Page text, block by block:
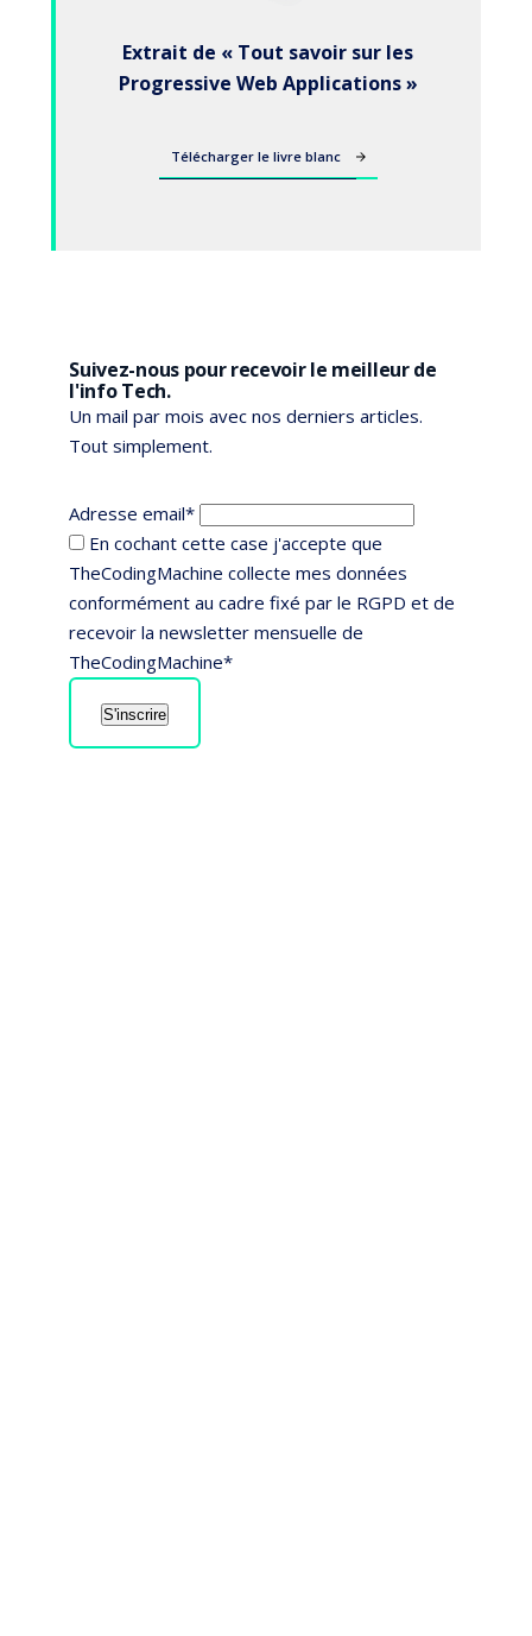
Extrait de « Tout savoir sur les
Progressive Web Applications »
Télécharger le livre blanc
Suivez-nous pour recevoir le meilleur de
l'info Tech.
Un mail par mois avec nos derniers articles.
Tout simplement.
Adresse email*
En cochant cette case j'accepte que
TheCodingMachine collecte mes données
conformément au cadre fixé par le RGPD et de
recevoir la newsletter mensuelle de
TheCodingMachine*